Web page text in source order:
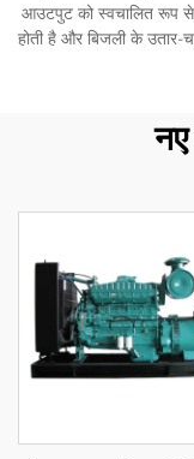
आउटपुट को स्वचालित रूप से
होती है और बिजली के
नए